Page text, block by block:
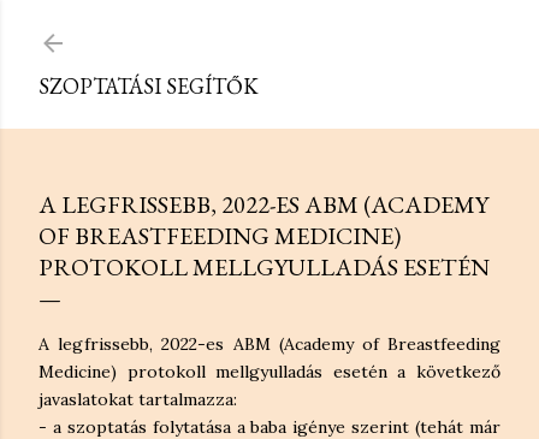
SZOPTATÁSI SEGÍTŐK
A LEGFRISSEBB, 2022-ES ABM (ACADEMY
OF BREASTFEEDING MEDICINE)
PROTOKOLL MELLGYULLADÁS ESETÉN
A legfrissebb, 2022-es ABM (Academy of Breastfeeding
Medicine) protokoll mellgyulladás esetén a következő
javaslatokat tartalmazza:
- a szoptatás folytatása a baba igénye szerint (tehát már